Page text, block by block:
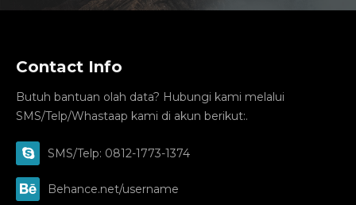
Contact Info
Butuh bantuan olah data? Hubungi kami melalui
SMS/Telp/Whastaap kami di akun berikut:.
SMS/Telp: 0812-1773-1374
Behance.net/username